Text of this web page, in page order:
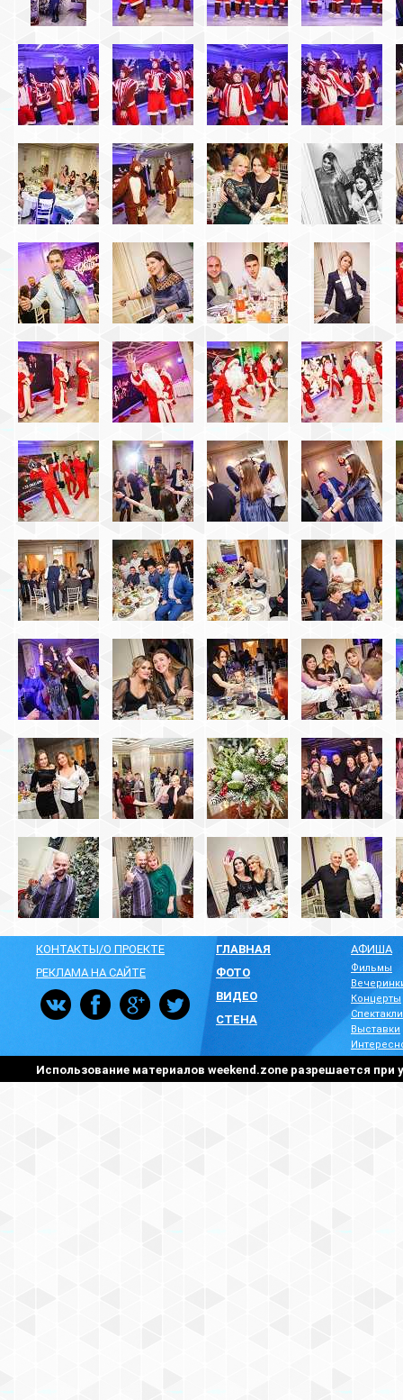
КОНТАКТЫ/О ПРОЕКТЕ
РЕКЛАМА НА САЙТЕ
ГЛАВНАЯ
ФОТО
ВИДЕО
СТЕНА
АФИША
Фильмы
Концерты
Спектакли
Выставки
Использование материалов weekend.zone разрешается